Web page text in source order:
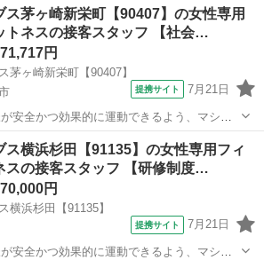
ス茅ヶ崎新栄町【90407】の女性専用
トネスの接客スタッフ 【社会…
円
茅ヶ崎新栄町【90407】
提携サイト 7月21日
安全かつ効果的に運動できるよう、マシン
す。運動が初めての方や苦手な方がほとん
りません。「今日はこの動きを意識しまし
をしながら、...
その他
ス横浜杉田【91135】の女性専用フィ
スの接客スタッフ 【研修制度…
円
横浜杉田【91135】
提携サイト 7月21日
安全かつ効果的に運動できるよう、マシン